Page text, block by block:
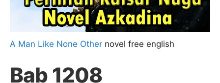
A Man Like None Other novel free english
Bab 1208